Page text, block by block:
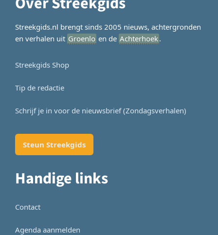
Streekgids.nl brengt sinds 2005 nieuws, achtergronden
en verhalen uit Groenlo en de Achterhoek.
Streekgids Shop
Tip de redactie
Schrijf je in voor de nieuwsbrief (Zondagsverhalen)
Steun Streekgids
Handige links
Contact
Agenda aanmelden